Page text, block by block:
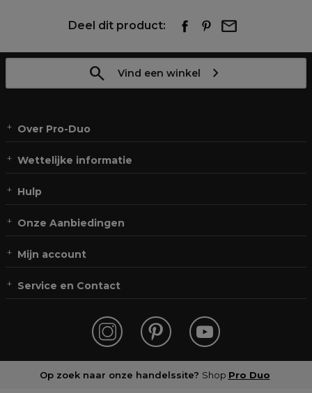
Deel dit product:
Vind een winkel
Over Pro-Duo
Wettelijke informatie
Hulp
Onze Aanbiedingen
Mijn account
Service en Contact
Op zoek naar onze handelssite? Shop Pro Duo